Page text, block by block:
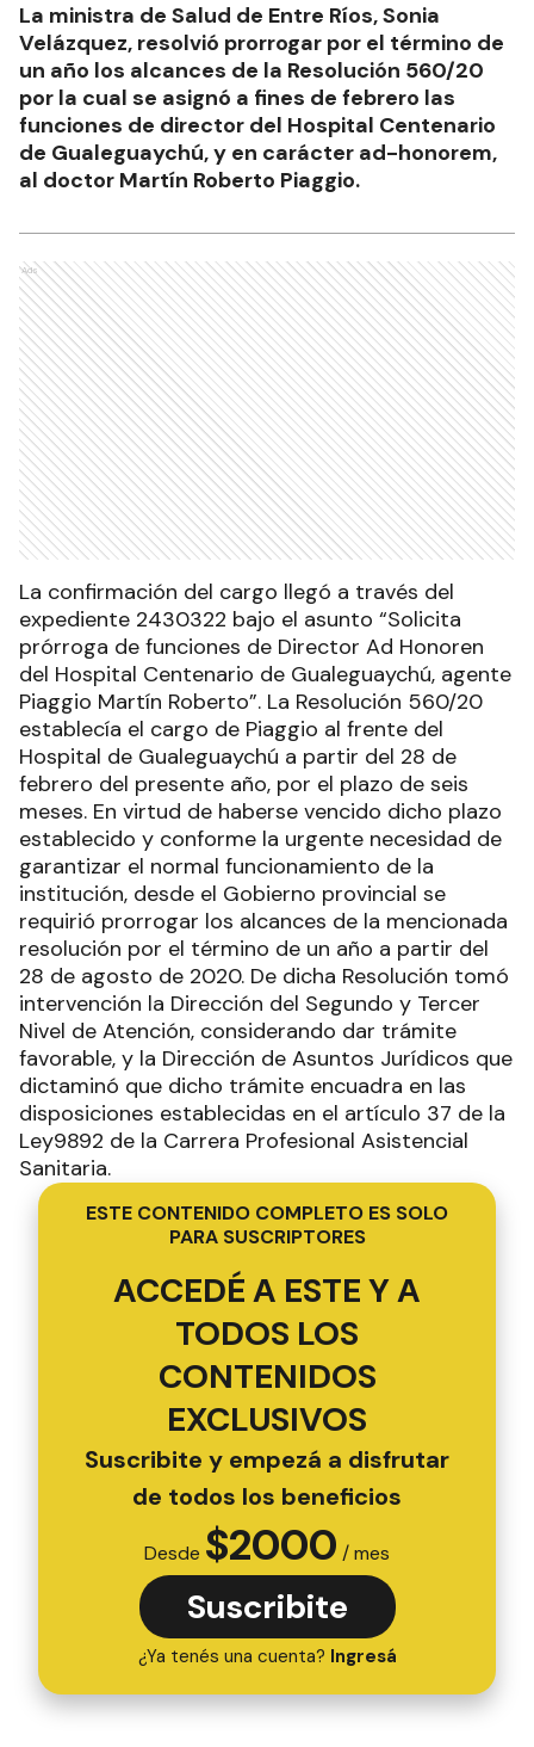
La ministra de Salud de Entre Ríos, Sonia
Velázquez, resolvió prorrogar por el término de
un año los alcances de la Resolución 560/20
por la cual se asignó a fines de febrero las
funciones de director del Hospital Centenario
de Gualeguaychú, y en carácter ad-honorem,
al doctor Martín Roberto Piaggio.
Ads
La confirmación del cargo llegó a través del
expediente 2430322 bajo el asunto “Solicita
prórroga de funciones de Director Ad Honoren
del Hospital Centenario de Gualeguaychú, agente
Piaggio Martín Roberto”. La Resolución 560/20
establecía el cargo de Piaggio al frente del
Hospital de Gualeguaychú a partir del 28 de
febrero del presente año, por el plazo de seis
meses. En virtud de haberse vencido dicho plazo
establecido y conforme la urgente necesidad de
garantizar el normal funcionamiento de la
institución, desde el Gobierno provincial se
requirió prorrogar los alcances de la mencionada
resolución por el término de un año a partir del
28 de agosto de 2020. De dicha Resolución tomó
intervención la Dirección del Segundo y Tercer
Nivel de Atención, considerando dar trámite
favorable, y la Dirección de Asuntos Jurídicos que
dictaminó que dicho trámite encuadra en las
disposiciones establecidas en el artículo 37 de la
Ley9892 de la Carrera Profesional Asistencial
Sanitaria.
ESTE CONTENIDO COMPLETO ES SOLO
PARA SUSCRIPTORES
ACCEDÉ A ESTE Y A
TODOS LOS
CONTENIDOS
EXCLUSIVOS
Suscribite y empezá a disfrutar
de todos los beneficios
Desde $2000 / mes
Suscribite
¿Ya tenés una cuenta? Ingresá